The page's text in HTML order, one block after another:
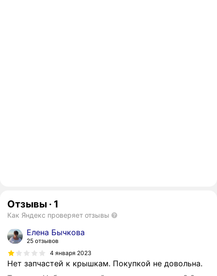
Отзывы · 1
Как Яндекс проверяет отзывы
Елена Бычкова
25 отзывов
4 января 2023
Нет запчастей к крышкам. Покупкой не довольна.